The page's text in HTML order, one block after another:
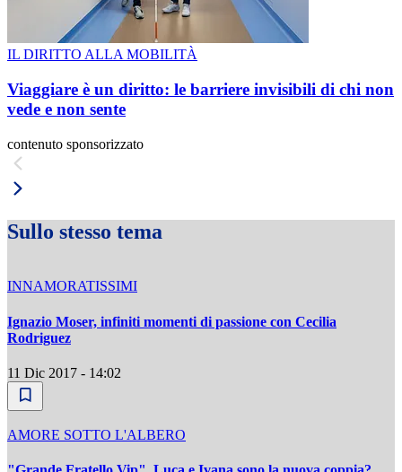
IL DIRITTO ALLA MOBILITÀ
Viaggiare è un diritto: le barriere invisibili di chi non
vede e non sente
contenuto sponsorizzato
Sullo stesso tema
INNAMORATISSIMI
Ignazio Moser, infiniti momenti di passione con Cecilia
Rodriguez
11 Dic 2017 - 14:02
AMORE SOTTO L'ALBERO